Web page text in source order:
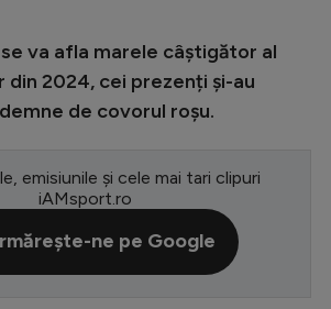
League
League
va afla marele câștigător al
din 2024, cei prezenți și-au
de covorul roșu.
emisiunile și cele mai tari clipuri
iAMsport.ro
ne pe Google